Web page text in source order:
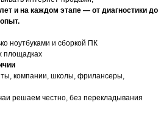
и на каждом этапе — от диагностики до
ноутбуками и сборкой ПК
площадках
компании, школы, фрилансеры,
решаем честно, без перекладывания